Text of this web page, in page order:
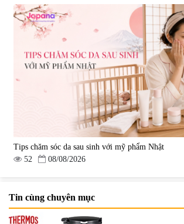
Tips chăm sóc da sau sinh với mỹ phẩm Nhật
52
08/08/2026
Tin cùng chuyên mục